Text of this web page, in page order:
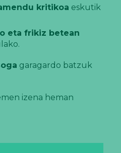
kritikoa eskutik
eta frikiz betean
garagardo batzuk
izena heman